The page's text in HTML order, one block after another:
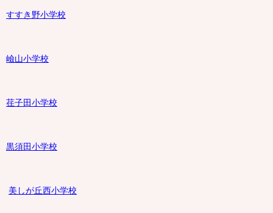
すすき野小学校
嶮山小学校
荏子田小学校
黒須田小学校
美しが丘西小学校